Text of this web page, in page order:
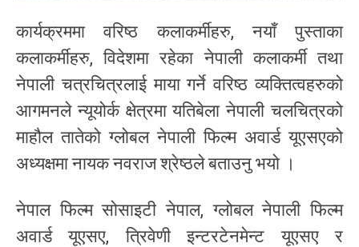
कार्यक्रममा वरिष्ठ कलाकर्मीहरु, नयाँ पुस्ताका
कलाकर्मीहरु, विदेशमा रहेका नेपाली कलाकर्मी तथा
नेपाली चत्रचित्रलाई माया गर्ने वरिष्ठ व्यक्तित्वहरुको
आगमनले न्यूयोर्क क्षेत्रमा यतिबेला नेपाली चलचित्रको
माहौल तातेको ग्लोबल नेपाली फिल्म अवार्ड यूएसएको
अध्यक्षमा नायक नवराज श्रेष्ठले बताउनु भयो ।
नेपाल फिल्म सोसाइटी नेपाल, ग्लोबल नेपाली फिल्म
अवार्ड यूएसए, त्रिवेणी इन्टरटेनमेन्ट यूएसए र